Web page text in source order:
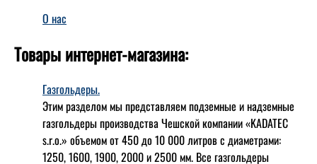
О нас
Товары интернет-магазина:
Газгольдеры.
Этим разделом мы представляем подземные и надземные
газгольдеры производства Чешской компании «KADATEC
s.r.o.» объемом от 450 до 10 000 литров с диаметрами:
1250, 1600, 1900, 2000 и 2500 мм. Все газгольдеры